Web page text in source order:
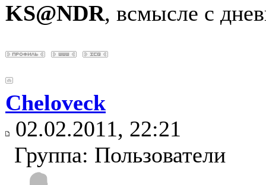
KS@NDR, всмысле с
Cheloveck
02.02.2011, 22:21
Группа: Пользователи